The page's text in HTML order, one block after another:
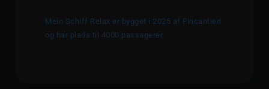
Mein Schiff Relax er bygget i 2025 af Fincantieri
og har plads til 4000 passagerer.